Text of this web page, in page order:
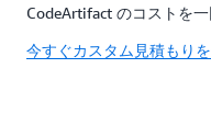
CodeArtifact のコストを
今すぐカスタム見積もり